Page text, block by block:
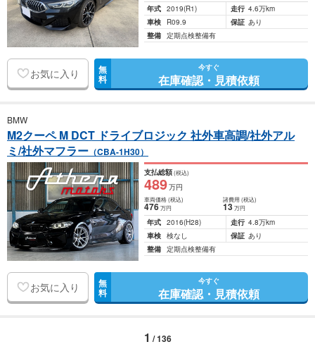
年式 2019(R1) 走行 4.6万km
車検
R09.9 保証 あり
整備 定期点検整備有
お気に入り 無
料
今すぐ
在庫確認・見積依頼
BMW
M2クーペ M DCT ドライブロジック 社外車高調/社外アル
ミ/社外マフラー （CBA-1H30）
支払総額(税込)
489万円
車両価格(税込)
476万円
諸費用 (税込)
13 万円
年式 2016(H28) 走行 4.8万km
車検 検なし 保証 あり
整備 定期点検整備有
お気に入り 無
料
今すぐ
在庫確認・見積依頼
1 / 136